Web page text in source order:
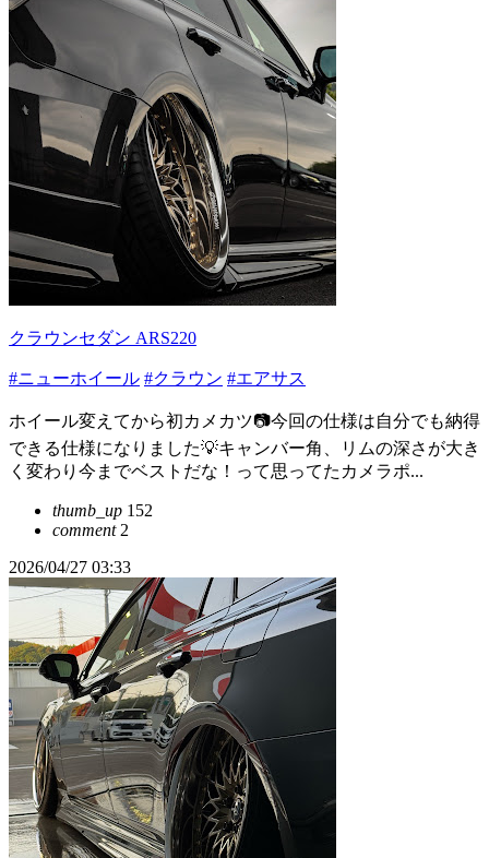
クラウンセダン ARS220
#ニューホイール #クラウン #エアサス
ホイール変えてから初カメカツ📷今回の仕様は自分でも納得
できる仕様になりました💡キャンバー角、リムの深さが大き
く変わり今までベストだな！って思ってたカメラポ...
thumb_up 152
comment2
2026/04/27 03:33